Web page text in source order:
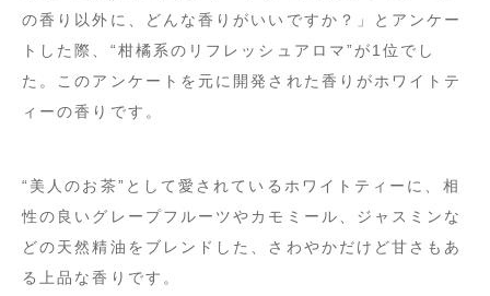
の香り以外に、どんな香りがいいですか？」とアンケー
トした際、“柑橘系のリフレッシュアロマ”が1位でし
た。このアンケートを元に開発された香りがホワイトテ
ィーの香りです。
“美人のお茶”として愛されているホワイトティーに、相
性の良いグレープフルーツやカモミール、ジャスミンな
どの天然精油をブレンドした、さわやかだけど甘さもあ
る上品な香りです。